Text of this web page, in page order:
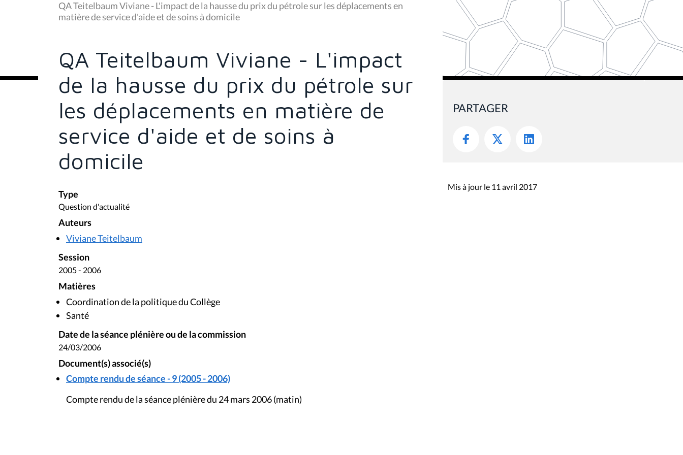
u
s
ê
c
:
QA Teitelbaum Viviane - L'impact de la hausse du prix du pétrole sur les déplacements en
matière de service d'aide et de soins à domicile
QA Teitelbaum Viviane - L'impact
de la hausse du prix du pétrole sur
les déplacements en matière de
service d'aide et de soins à
domicile
Type
Question d'actualité
Auteurs
Viviane Teitelbaum
Session
2005 - 2006
Matières
Coordination de la politique du Collège
Santé
Date de la séance plénière ou de la commission
24/03/2006
Document(s) associé(s)
Compte rendu de séance - 9 (2005 - 2006)
Compte rendu de la séance plénière du 24 mars 2006 (matin)
PARTAGER
Mis à jour le 11 avril 2017